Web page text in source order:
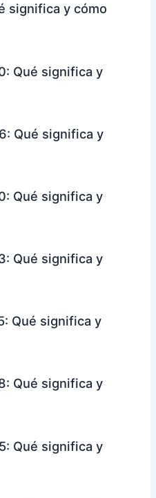
significa y cómo
Qué significa y
Qué significa y
Qué significa y
Qué significa y
Qué significa y
Qué significa y
Qué significa y